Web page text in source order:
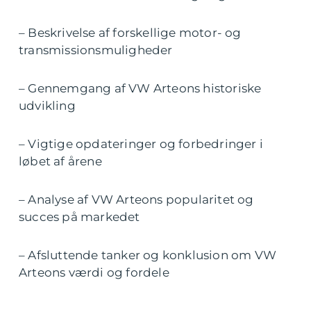
– Beskrivelse af forskellige motor- og
transmissionsmuligheder
– Gennemgang af VW Arteons historiske
udvikling
– Vigtige opdateringer og forbedringer i
løbet af årene
– Analyse af VW Arteons popularitet og
succes på markedet
– Afsluttende tanker og konklusion om VW
Arteons værdi og fordele